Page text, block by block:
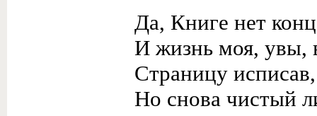
Да, Книге нет
И жизнь моя, увы,
Страницу
Но снова чистый